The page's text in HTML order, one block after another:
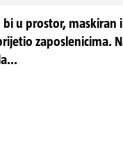
bi u prostor,
zaposlenicima.